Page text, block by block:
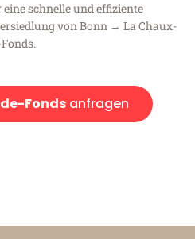
schnelle und effiziente
von Bonn → La Chaux-
Fonds anfragen